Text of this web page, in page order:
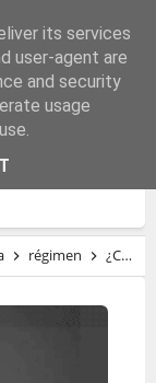
régimen ¿Cómo caerá la monarquía española?
its services
user-agent are
and security
usage